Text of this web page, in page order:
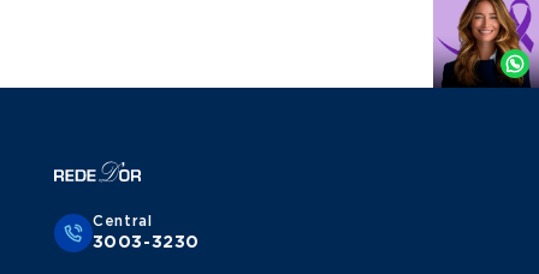
Agende
Whatsapp
Central
3003-3230